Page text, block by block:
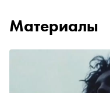
Материалы